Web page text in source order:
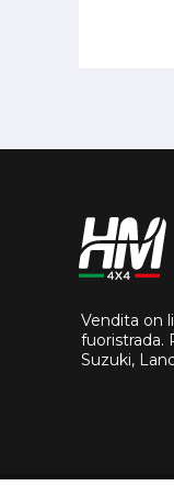
Vendita on
fuoristrada.
Suzuki,